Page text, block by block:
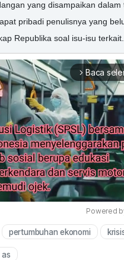
yang disampaikan dalam
pribadi penulisnya yang
Republika soal isu-isu terkait.
arrow_forward_ios Baca
Powered
pertumbuhan ekonomi
as